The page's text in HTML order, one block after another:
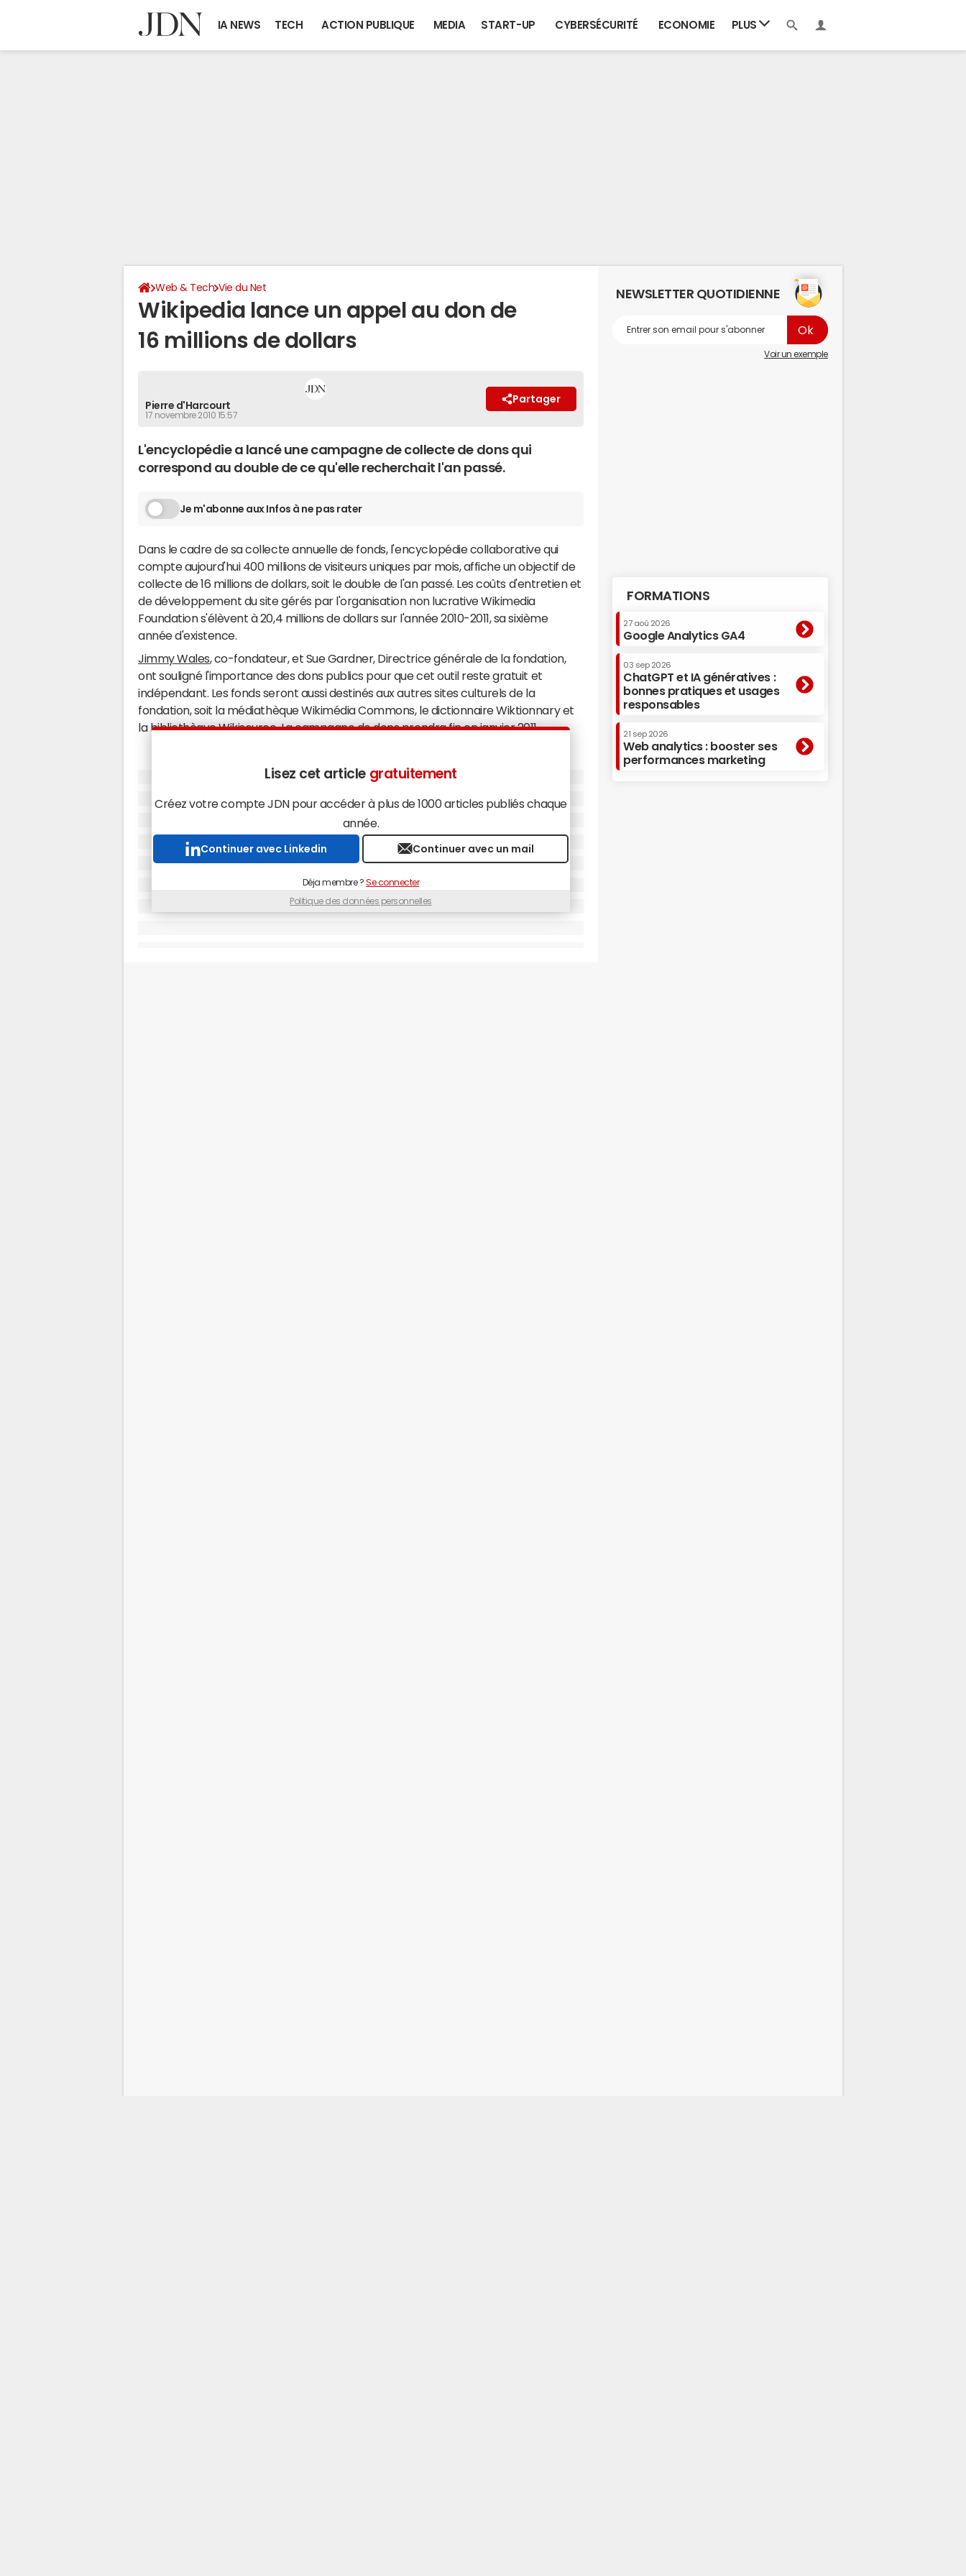
IA NEWS TECH ACTION PUBLIQUE MEDIA START-UP CYBERSÉCURITÉ ECONOMIE PLUS
Web & Tech Vie du Net
Wikipedia lance un appel au don de
16 millions de dollars
Pierre d'Harcourt
17 novembre 2010 15:57
Partager
L'encyclopédie a lancé une campagne de collecte de dons qui
correspond au double de ce qu'elle recherchait l'an passé.
Je m'abonne aux Infos à ne pas rater
Dans le cadre de sa collecte annuelle de fonds, l'encyclopédie collaborative qui
compte aujourd'hui 400 millions de visiteurs uniques par mois, affiche un objectif de
collecte de 16 millions de dollars, soit le double de l'an passé. Les coûts d'entretien et
de développement du site gérés par l'organisation non lucrative Wikimedia
Foundation s'élèvent à 20,4 millions de dollars sur l'année 2010-2011, sa sixième
année d'existence.
Jimmy Wales, co-fondateur, et Sue Gardner, Directrice générale de la fondation,
ont souligné l'importance des dons publics pour que cet outil reste gratuit et
indépendant. Les fonds seront aussi destinés aux autres sites culturels de la
fondation, soit la médiathèque Wikimédia Commons, le dictionnaire Wiktionnary et
la bibliothèque Wikisource. La campagne de dons prendra fin en janvier 2011.
Lisez cet article gratuitement
Créez votre compte JDN pour accéder à plus de 1000 articles publiés chaque
année.
Continuer avec Linkedin Continuer avec un mail
Déja membre ? Se connecter
Politique des données personnelles
NEWSLETTER QUOTIDIENNE
Voir un exemple
FORMATIONS
27 aoû 2026
Google Analytics GA4
03 sep 2026
ChatGPT et IA génératives :
bonnes pratiques et usages
responsables
21 sep 2026
Web analytics : booster ses
performances marketing